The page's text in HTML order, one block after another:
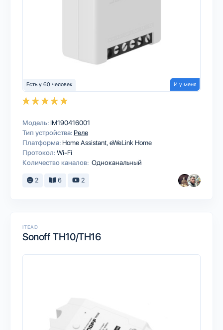
Есть у 60 человек И у меня
Модель: IM190416001
Тип устройства: Реле
Платформа: Home AssistanteWeLink Home
Протокол:Wi-Fi
Количество каналов: Одноканальный
2 6 2
ITEAD
Sonoff TH10/TH16